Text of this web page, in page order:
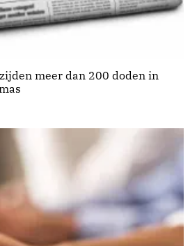
meer dan 200 doden in